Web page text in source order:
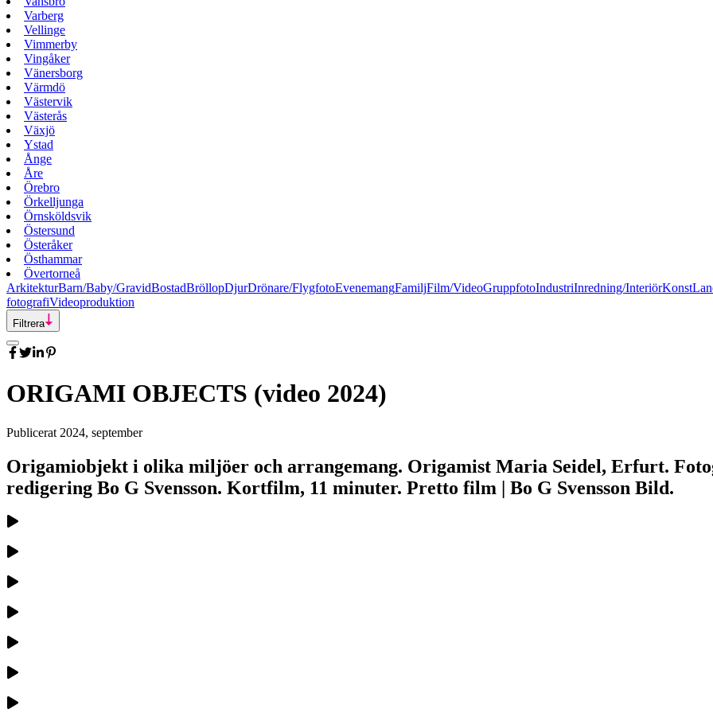
Varberg
Vellinge
Vimmerby
Vingåker
Vänersborg
Värmdö
Västervik
Västerås
Växjö
Ystad
Ånge
Åre
Örebro
Örkelljunga
Örnsköldsvik
Östersund
Österåker
Östhammar
Övertorneå
ArkitekturBarn/Baby/GravidBostadBröllopDjurDrönare/FlygfotoEvenemangFamiljFilm/VideoGruppfotoIndustriInredning/InteriörKonst
fotografiVideoproduktion
Filtrera
ORIGAMI OBJECTS (video 2024)
Publicerat 2024, september
Origamiobjekt i olika miljöer och arrangemang. Origamist Maria Seidel, Erfurt.
redigering Bo G Svensson. Kortfilm, 11 minuter. Pretto film | Bo G Svensson Bild.